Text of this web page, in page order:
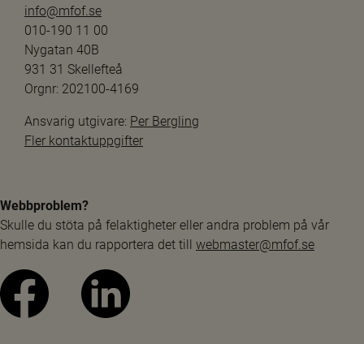
info@mfof.se
010-190 11 00
Nygatan 40B
931 31 Skellefteå
Orgnr: 202100-4169
Ansvarig utgivare: Per Bergling
Fler kontaktuppgifter
Webbproblem?
Skulle du stöta på felaktigheter eller andra problem på vår
hemsida kan du rapportera det till webmaster@mfof.se